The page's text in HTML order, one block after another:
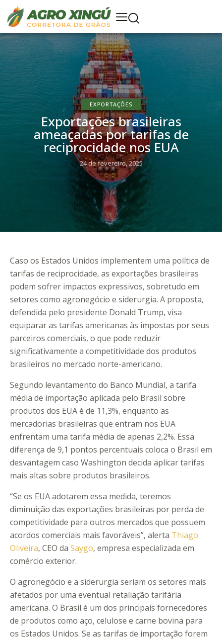
EXPORTAÇÕES
Exportações brasileiras
ameaçadas por tarifas de
reciprocidade nos EUA
24 de fevereiro, 2025
Caso os Estados Unidos implementem uma política de
tarifas de reciprocidade, as exportações brasileiras
podem sofrer impactos expressivos, sobretudo em
setores como agronegócio e siderurgia. A proposta,
defendida pelo presidente Donald Trump, visa
equiparar as tarifas americanas às impostas por seus
parceiros comerciais, o que pode reduzir
significativamente a competitividade dos produtos
brasileiros no mercado norte-americano.
Segundo levantamento do Banco Mundial, a tarifa
média de importação aplicada pelo Brasil sobre
produtos dos EUA é de 11,3%, enquanto as
mercadorias brasileiras que entram nos EUA
enfrentam uma tarifa média de apenas 2,2%. Essa
diferença de 9,1 pontos percentuais coloca o Brasil em
desvantagem caso Washington decida aplicar tarifas
mais altas sobre produtos brasileiros.
“Se os EUA adotarem essa medida, teremos
diminuição das exportações brasileiras por perda de
competitividade para outros mercados que possuem
acordos comerciais mais favoráveis”, alerta Thiago
Oliveira, CEO da Saygo, empresa especializada em
comércio exterior.
O agronegócio e a siderurgia seriam os setores mais
afetados por uma eventual retaliação tarifária
americana. O Brasil é um dos principais fornecedores
de produtos como aço, celulose e carne bovina para
os Estados Unidos. Se as tarifas de importação forem